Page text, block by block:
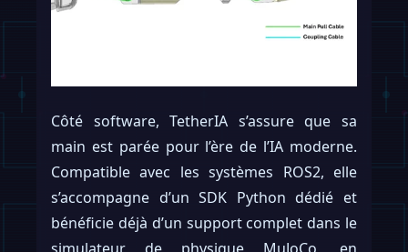
Côté software, TetherIA s’assure que sa
main est parée pour l’ère de l’IA moderne.
Compatible avec les systèmes ROS2, elle
s’accompagne d’un SDK Python dédié et
bénéficie déjà d’un support complet dans le